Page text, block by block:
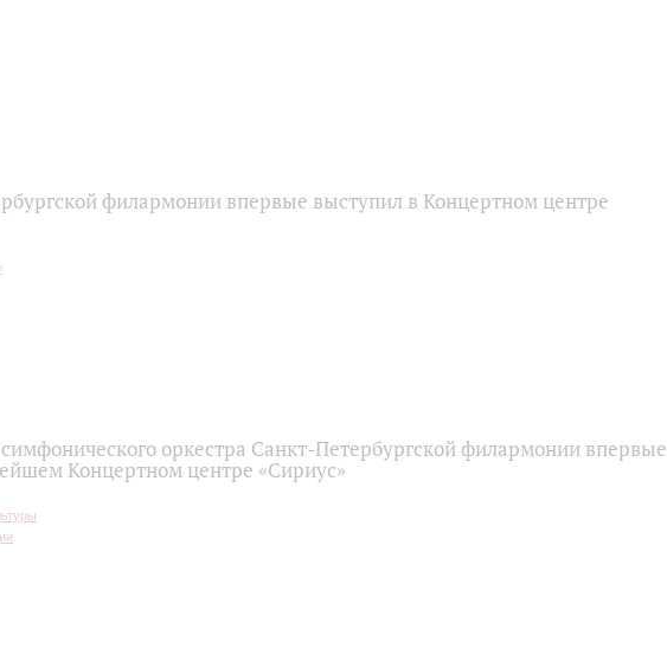
филармонии впервые выступил в Концертном центре
оркестра Санкт-Петербургской филармонии впервые
Концертном центре «Сириус»